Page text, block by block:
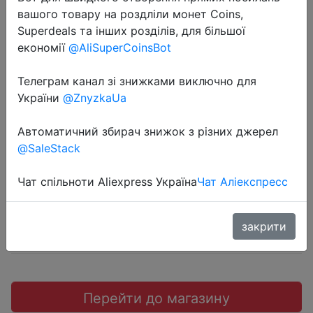
2022-09-09
Кабель зарядный Essager PD 100
$2.91
"P19AF85405EI"
Перейти до магазину
вашого товару на роздліли монет Coins,
Superdeals та інших розділів, для більшої
економії @AliSuperCoinsBot
Телеграм канал зі знижками виключно для
України @ZnyzkaUa
Автоматичний збирач знижок з різних джерел
@SaleStack
Чат спільноти Aliexpress УкраїнаЧат Аліекспресс
закрити